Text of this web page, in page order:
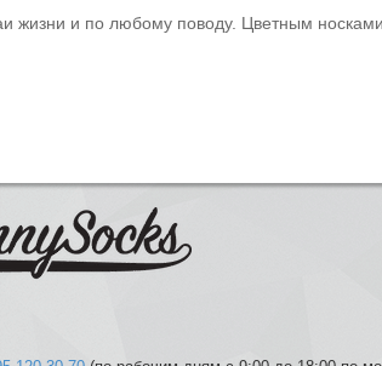
и по любому поводу. Цветным